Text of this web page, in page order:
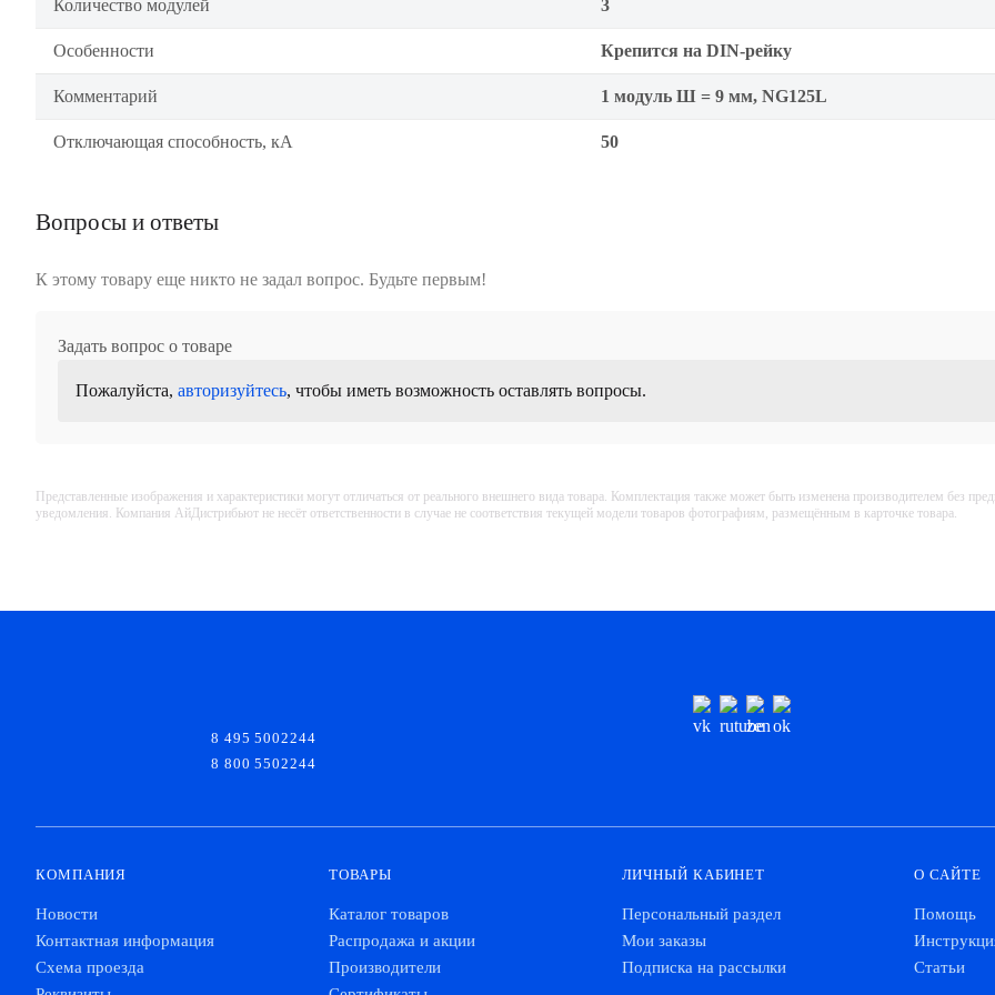
Количество модулей 3
Особенности Крепится на DIN-рейку
Комментарий 1 модуль Ш = 9 мм, NG125L
Отключающая способность, кА 50
Вопросы и ответы
К этому товару еще никто не задал вопрос. Будьте первым!
Задать вопрос о товаре
Пожалуйста, авторизуйтесь, чтобы иметь возможность оставлять вопросы.
Представленные изображения и характеристики могут отличаться от реального внешнего вида товара. Комплектация также может быть изменена производителем без
уведомления. Компания АйДистрибьют не несёт ответственности в случае не соответствия текущей модели товаров фотографиям, размещённым в карточке товара.
8 495 5002244
8 800 5502244
КОМПАНИЯ
Новости
Контактная информация
Схема проезда
ТОВАРЫ
Каталог товаров
Распродажа и акции
Производители
ЛИЧНЫЙ КАБИНЕТ
Персональный раздел
Мои заказы
Подписка на рассылки
О САЙТЕ
Помощь
Статьи